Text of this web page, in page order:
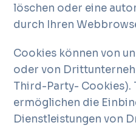
löschen oder eine
durch Ihren
Cookies können von
oder von
Third-Party-
ermöglichen die
Dienstleistungen von